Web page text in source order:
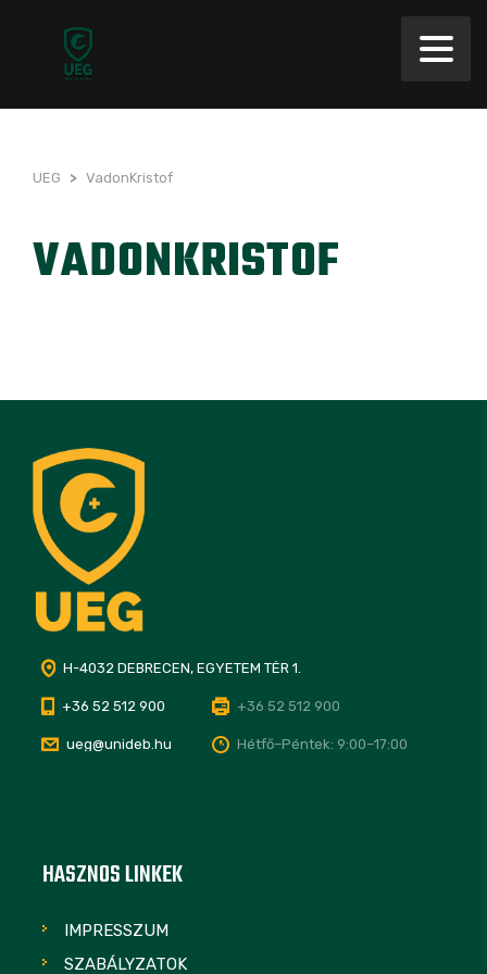
UEG > VadonKristof
VADONKRISTOF
H-4032 DEBRECEN, EGYETEM TÉR 1.
+36 52 512 900 +36 52 512 900
ueg@unideb.hu Hétfő–Péntek: 9:00–17:00
HASZNOS LINKEK
IMPRESSZUM
SZABÁLYZATOK